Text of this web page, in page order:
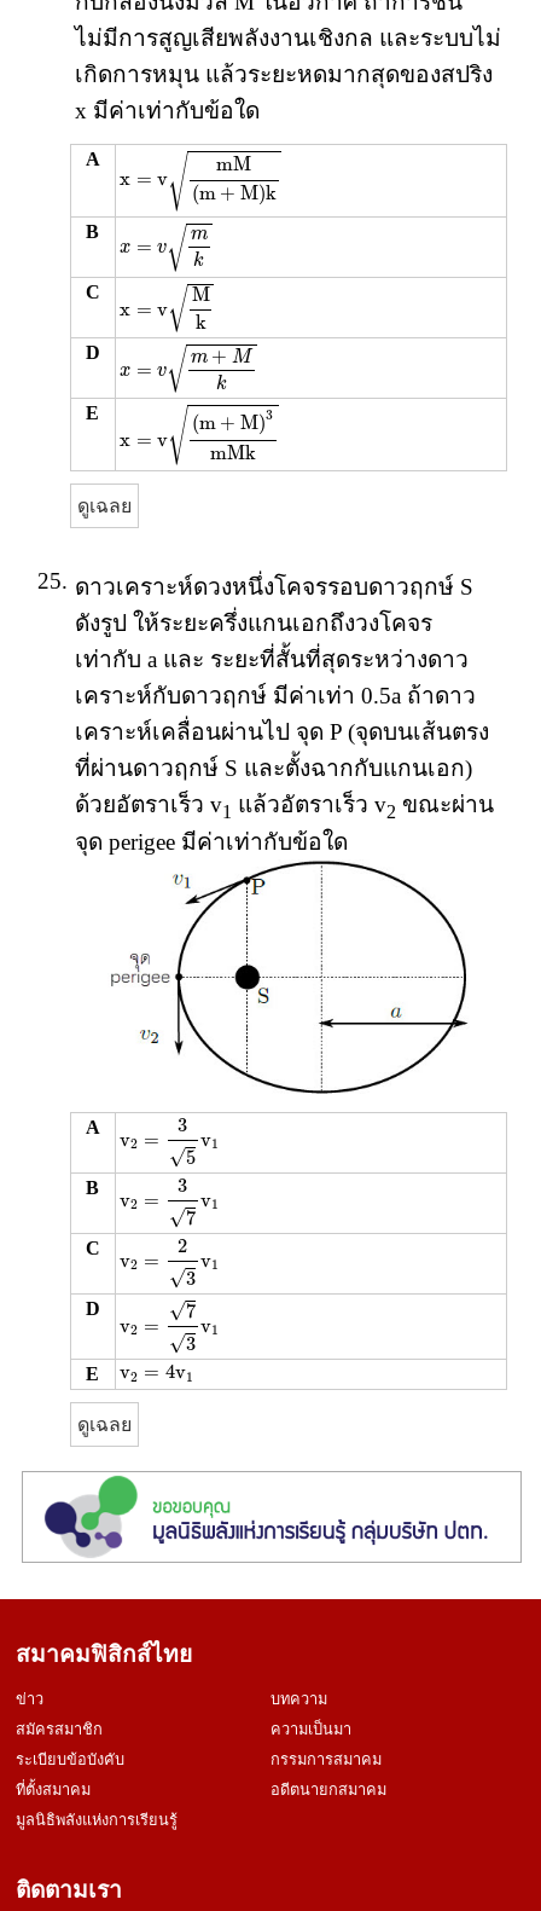
ไม่มีการสูญเสียพลังงานเชิงกล และระบบไม่
เกิดการหมุน แล้วระยะหดมากสุดของสปริง
x มีค่าเท่ากับข้อใด
A
x = v√ mM
(m + M)k
x=vmM(m+M)k
B
x = v√ m
k
x=vmk
C
x = v√ M
k
x=vMk
D
x = v√ m + M
k
x=vm+Mk
E
x = v√ (m + M)3
mMk
x=v(m+M)3mMk
ดูเฉลย
25. ดาวเคราะห์ดวงหนึ่งโคจรรอบดาวฤกษ์ S
ดังรูป ให้ระยะครึ่งแกนเอกถึงวงโคจร
เท่ากับ a และ ระยะที่สั้นที่สุดระหว่างดาว
เคราะห์กับดาวฤกษ์ มีค่าเท่า 0.5a ถ้าดาว
เคราะห์เคลื่อนผ่านไป จุด P (จุดบนเส้นตรง
ที่ผ่านดาวฤกษ์ S และตั้งฉากกับแกนเอก)
ด้วยอัตราเร็ว v1 แล้วอัตราเร็ว v2 ขณะผ่าน
จุด perigee มีค่าเท่ากับข้อใด
A
v2 =
3
√5
v1
v2=35v1
B
v2 =
3
√7
v1
v2=37v1
C
v2 =
2
√3
v1
v2=23v1
D
v2 =
√7
√3
v1
v2=73v1
E v2 = 4v1
v2=4v1
ดูเฉลย
สมาคมฟิสิกส์ไทย
ข่าว
บทความ
สมัครสมาชิก
ความเป็นมา
ระเบียบข้อบังคับ
กรรมการสมาคม
ที่ตั้งสมาคม
อดีตนายกสมาคม
มูลนิธิพลังแห่งการเรียนรู้
ติดตามเรา